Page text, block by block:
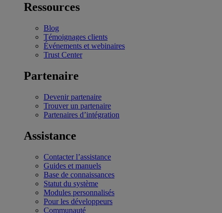
Ressources
Blog
Témoignages clients
Événements et webinaires
Trust Center
Partenaire
Devenir partenaire
Trouver un partenaire
Partenaires d’intégration
Assistance
Contacter l’assistance
Guides et manuels
Base de connaissances
Statut du système
Modules personnalisés
Pour les développeurs
Communauté